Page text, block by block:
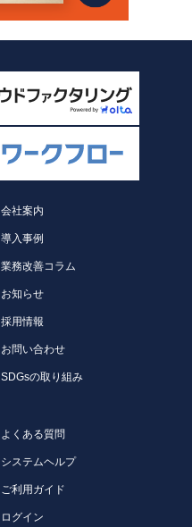
会社案内
導入事例
業務改善コラム
お知らせ
採用情報
お問い合わせ
SDGsの取り組み
よくある質問
システムヘルプ
ご利用ガイド
ログイン